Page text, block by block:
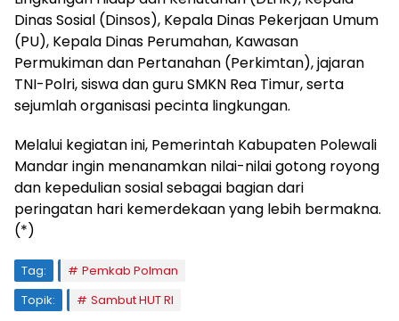
Dinas Sosial (Dinsos), Kepala Dinas Pekerjaan Umum
(PU), Kepala Dinas Perumahan, Kawasan
Permukiman dan Pertanahan (Perkimtan), jajaran
TNI-Polri, siswa dan guru SMKN Rea Timur, serta
sejumlah organisasi pecinta lingkungan.
Melalui kegiatan ini, Pemerintah Kabupaten Polewali
Mandar ingin menanamkan nilai-nilai gotong royong
dan kepedulian sosial sebagai bagian dari
peringatan hari kemerdekaan yang lebih bermakna.
(*)
Tag:
Pemkab Polman
Topik:
Sambut HUT RI